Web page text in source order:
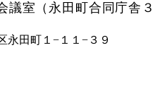
室（永田町合同庁舎３
１−１１−３９